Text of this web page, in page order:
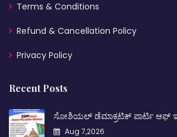
Terms & Conditions
Refund & Cancellation Policy
Privacy Policy
Recent Posts
ಸೋಶಿಯಲ್ ಡೆಮಾಕ್ರಟಿಕ್ ಪಾರ್ಟಿ ಆಫ್
Aug 7,2026